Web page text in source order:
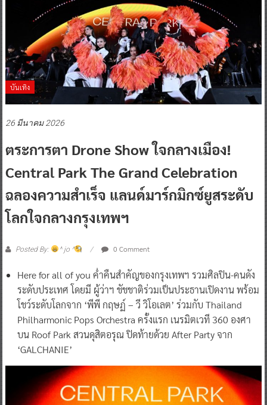
บันเทิง
26 มีนาคม 2026
ตระการตา Drone Show ใจกลางเมือง!
Central Park The Grand Celebration
ฉลองความสำเร็จ แลนด์มาร์กมิกซ์ยูสระดับ
โลกใจกลางกรุงเทพฯ
Posted By: ^ jo ^ 0 Comment
Here for all of you ค่ำคืนสำคัญของกรุงเทพฯ รวมศิลปิน-คนดัง
ระดับประเทศ โดยมี ผู้ว่าฯ ชัชชาติร่วมเป็นประธานเปิดงาน พร้อม
โชว์ระดับโลกจาก ‘พีพี กฤษฏ์ – วี วิโอเลต’ ร่วมกับ Thailand
Philharmonic Pops Orchestra ครั้งแรก เนรมิตเวที 360 องศา
บน Roof Park สวนดุสิตอรุณ ปิดท้ายด้วย After Party จาก
‘GALCHANIE’